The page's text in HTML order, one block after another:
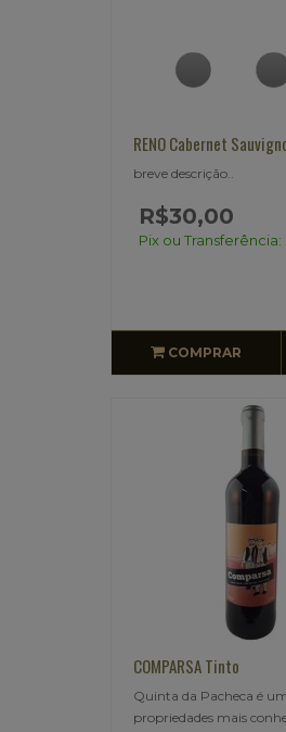
RENO Cabernet
breve descrição..
R$30,00
Pix ou Transferência:
COMPRAR
COMPARSA Tinto
Quinta da Pacheca é
propriedades mais